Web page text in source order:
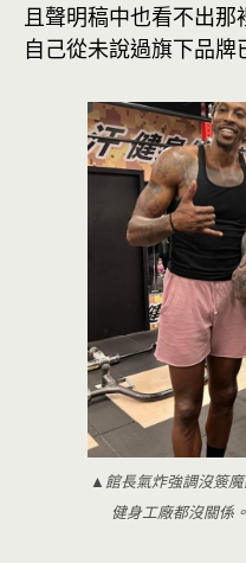
且聲明稿中也看不出
自己從未說過旗下品牌
▲館長氣炸強調沒簽魔
健身工廠都沒關係